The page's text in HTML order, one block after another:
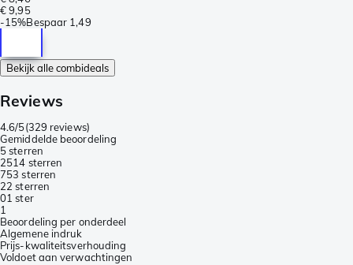
€ 9,95
-15%Bespaar 1,49
Bekijk alle combideals
Reviews
4.6/5(329 reviews)
Gemiddelde beoordeling
5 sterren
2514 sterren
753 sterren
22 sterren
01 ster
1
Beoordeling per onderdeel
Algemene indruk
Prijs-kwaliteitsverhouding
Voldoet aan verwachtingen